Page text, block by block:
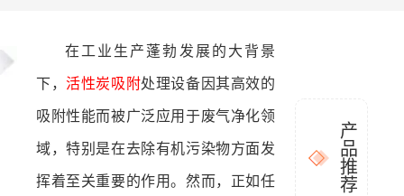
在工业生产蓬勃发展的大背景
下，活性炭吸附处理设备因其高效的
吸附性能而被广泛应用于废气净化领
域，特别是在去除有机污染物方面发
挥着至关重要的作用。然而，正如任
产
品
推
荐